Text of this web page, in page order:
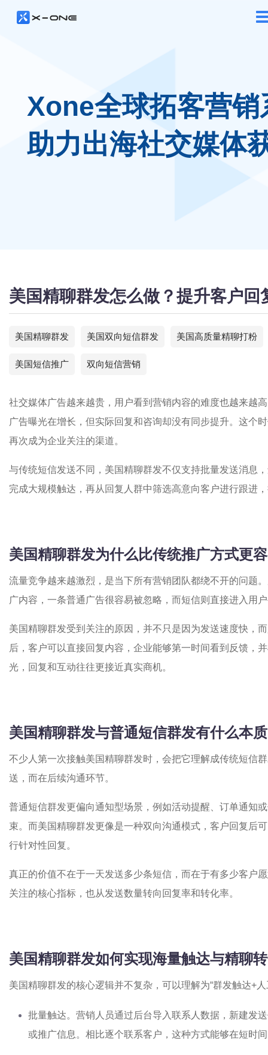
Xone全球拓客营销
助力出海社交媒体
美国精聊群发怎么做？提升客户回
美国精聊群发 美国双向短信群发 美国高质量精聊打粉
美国短信推广 双向短信营销
社交媒体广告越来越贵，用户看到营销内容的难度也越来越
广告曝光在增长，但实际回复和咨询却没有同步提升。这个
再次成为企业关注的渠道。
与传统短信发送不同，美国精聊群发不仅支持批量发送消息
完成大规模触达，再从回复人群中筛选高意向客户进行跟进，
美国精聊群发为什么比传统推广方式更
流量竞争越来越激烈，是当下所有营销团队都绕不开的问题
广内容，一条普通广告很容易被忽略，而短信则直接进入用
美国精聊群发受到关注的原因，并不只是因为发送速度快，
后，客户可以直接回复内容，企业能够第一时间看到反馈，
光，回复和互动往往更接近真实商机。
美国精聊群发与普通短信群发有什么本
不少人第一次接触美国精聊群发时，会把它理解成传统短信
送，而在后续沟通环节。
普通短信群发更偏向通知型场景，例如活动提醒、订单通知
束。而美国精聊群发更像是一种双向沟通模式，客户回复后
行针对性回复。
真正的价值不在于一天发送多少条短信，而在于有多少客户
关注的核心指标，也从发送数量转向回复率和转化率。
美国精聊群发如何实现海量触达与精聊
美国精聊群发的核心逻辑并不复杂，可以理解为“群发触达+
批量触达。营销人员通过后台导入联系人数据，新建发
或推广信息。相比逐个联系客户，这种方式能够在短时